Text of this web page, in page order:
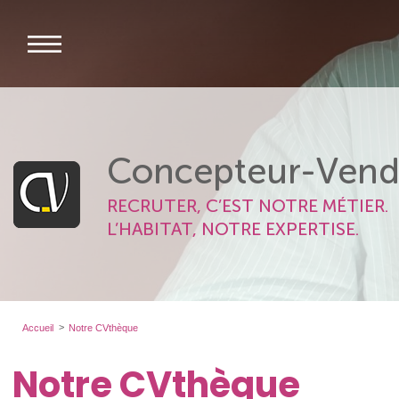
Concepteur-
RECRUTER, C’EST NOTRE MÉTIER.
L’HABITAT, NOTRE EXPERTISE.
Accueil Notre CVthèque
Notre CVthèque